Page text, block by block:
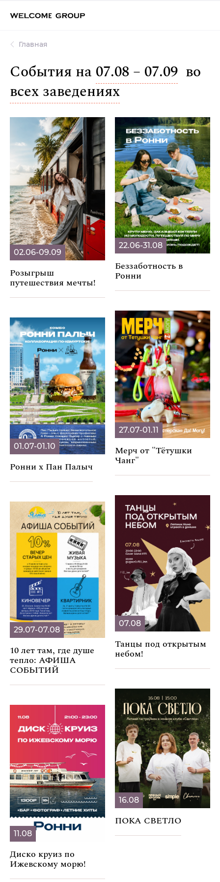
Главная
События на07.08 – 07.09 во
всех заведениях
02.06-09.09
Розыгрыш
путешествия мечты!
22.06-31.08
Беззаботность в
Ронни
01.07-01.10
Ронни х Пан Палыч
27.07-01.11
Мерч от "Тётушки
Чанг"
29.07-07.08
10 лет там, где душе
тепло: АФИША
СОБЫТИЙ
07.08
Танцы под открытым
небом!
11.08
Диско круиз по
Ижевскому морю!
16.08
ПОКА СВЕТЛО